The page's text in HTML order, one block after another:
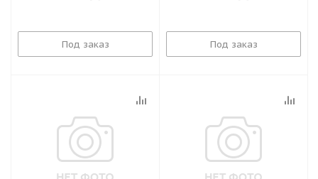
Под заказ Под заказ